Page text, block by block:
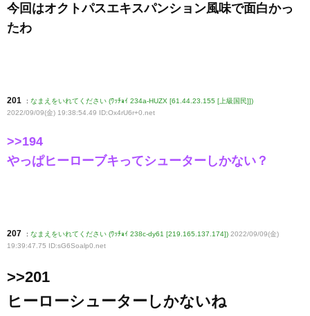
今回はオクトパスエキスパンション風味で面白かっ
たわ
201 : なまえをいれてください (ﾜｯﾁｮｲ 234a-HUZX [61.44.23.155 [上級国民]])
2022/09/09(金) 19:38:54.49 ID:Ox4rU6r+0 .net
>>194
やっぱヒーローブキってシューターしかない？
207 : なまえをいれてください (ﾜｯﾁｮｲ 238c-dy61 [219.165.137.174]) 2022/09/09(金)
19:39:47.75 ID:sG6Soalp0 .net
>>201
ヒーローシューターしかないね